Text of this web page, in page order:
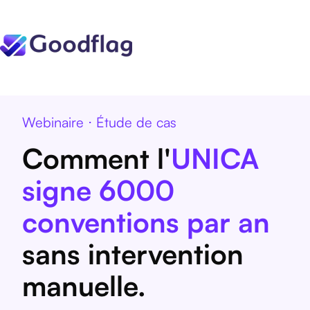
Webinaire ⋅ Étude de cas
Comment l'UNICA
signe 6000
conventions par an
sans intervention
manuelle.